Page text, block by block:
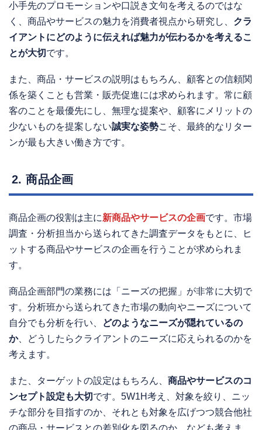
小手先のプロモーションや口説き文句を考えるのではな
く、商品やサービスの魅力を消費者視点から研究し、 クラ
イアントにどのように伝えれば魅力が伝わるかを考えるこ
とが大切です。
また、商品・サービスの説明はもちろん、顧客との信頼関
係を築くことも営業・販売促進には求められます。常に顧
客のことを最優先にし、無理な提案や、顧客にメリットの
少ないものを提案しない誠実な姿勢こそ、最終的なリター
ンが最も大きい働き方です。
2. 商品企画
商品企画の役割は主に新商品やサービスの企画です。市場
調査・分析担当から送られてきた調査データをもとに、ヒ
ットする商品やサービスの企画を行うことが求められま
す。
商品企画部門の業務には「ニーズの把握」が非常に大切で
す。分析班から送られてきた市場の動向やニーズについて
自分でも分析を行い、
どのようなニーズが隠れているの
か、どうしたらクライアントのニーズに応えられるのかを
考えます。
また、ターゲットの設定はもちろん、 商品やサービスのコ
ンセプト設定も大切です。5W1H考え、対象を絞り、ニッ
チな部分を目指すのか、それとも対象を広げつつ競合他社